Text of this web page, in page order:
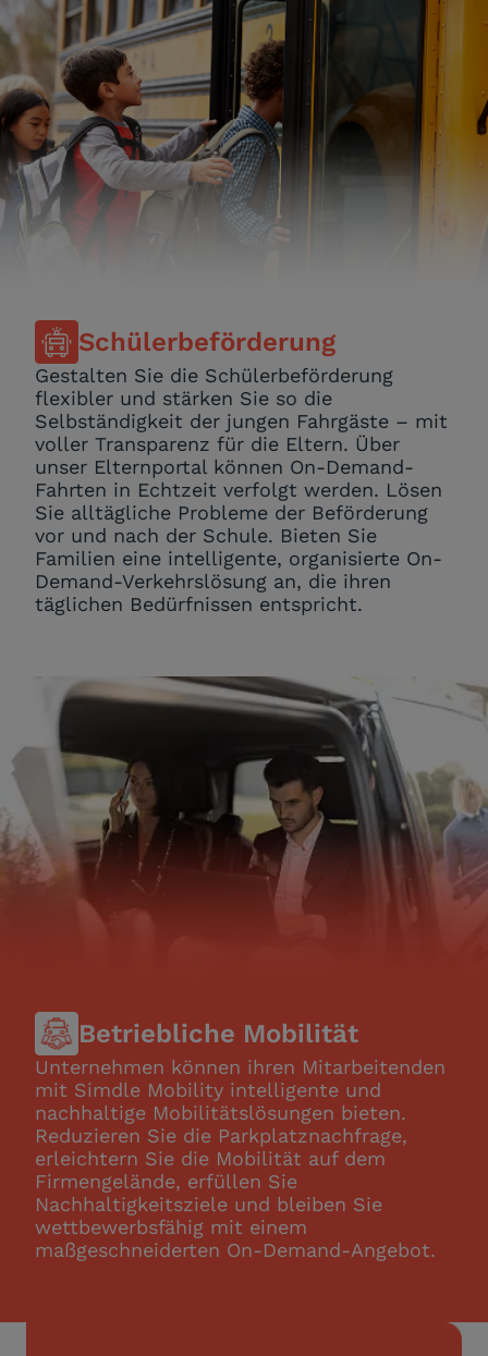
Schülerbeförderung
Gestalten Sie die Schülerbeförderung
flexibler und stärken Sie so die
Selbständigkeit der jungen Fahrgäste – mit
voller Transparenz für die Eltern. Über
unser Elternportal können On-Demand-
Fahrten in Echtzeit verfolgt werden. Lösen
Sie alltägliche Probleme der Beförderung
vor und nach der Schule. Bieten Sie
Familien eine intelligente, organisierte On-
Demand-Verkehrslösung an, die ihren
täglichen Bedürfnissen entspricht.
Betriebliche Mobilität
Unternehmen können ihren Mitarbeitenden
mit Simdle Mobility intelligente und
nachhaltige Mobilitätslösungen bieten.
Reduzieren Sie die Parkplatznachfrage,
erleichtern Sie die Mobilität auf dem
Firmengelände, erfüllen Sie
Nachhaltigkeitsziele und bleiben Sie
wettbewerbsfähig mit einem
maßgeschneiderten On-Demand-Angebot.